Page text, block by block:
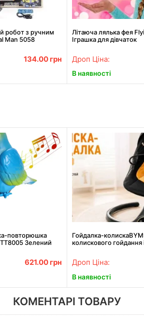
робот з ручним
Man 5058
134.00 грн
Літаюча лялька фея
Іграшка для дівчаток
Дроп Ціна:
В наявності
повторюшка
Зелений
621.00 грн
Гойдалка-
колискового
Дроп Ціна:
В наявності
КОМЕНТАРІ ТОВАРУ